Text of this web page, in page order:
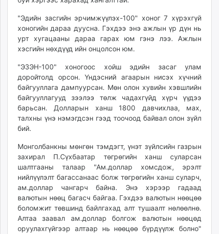
unuudur.mn
isee.mn
mglradio.com
itoim.mn
tumen.mn
shuum.mn
times.mn
tvmongolia.mn
mass.mn
unegui.mn
assa.mn
toim.mn
tac.mn
paparazzi.mn
unread.today
"Эдийн засгийн эрчимжүүлэх-100" хоног 7 хүрэхгүй
хоногийн дараа дуусна. Гэхдээ энэ ажлын үр дүн нь
урт хугацааны дараа гарах юм гэнэ лээ. Ажлын
хэсгийн нөхдүүд ийн онцолсон юм.
"ЭЗЭН-100" хоногоос хойш эдийн засаг улам
доройтолд орсон. Үндэсний агаарын нисэх хүчний
байгууллага дампуурсан. Мөн олон хувийн хэвшлийн
байгууллагууд зээлээ төлж чадахгүйд хүрч үүдээ
барьсан. Долларын ханш 1800 давчихлаа, мах,
талхны үнэ нэмэгдсэн гээд тоочоод байвал олон зүйл
бий.
Монголбанкны мөнгөн тэмдэгт, үнэт зүйлсийн газрын
захирал П.Сүхбаатар төгрөгийн ханш суларсан
шалтгааны талаар "Ам.доллар хомсдож, эрэлт
нийлүүлэлт багассанаас болж төгрөгийн ханш суларч,
ам.доллар чангарч байна. Энэ хэрээр гадаад
валютын нөөц багасч байгаа. Гэхдээ валютын нөөцөө
боломжит төвшинд байлгахад алт тушаалт нөлөөлнө.
Алтаа заавал ам.доллар болгож валютын нөөцөд
оруулахгүйгээр алтаар нь нөөцөө бүрдүүлж болно"